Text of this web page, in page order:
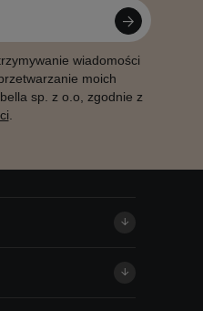
wiadomości
moich
sp. z o.o, zgodnie z